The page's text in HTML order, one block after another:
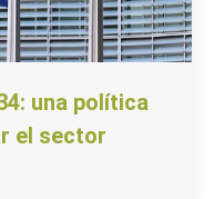
una política
el sector